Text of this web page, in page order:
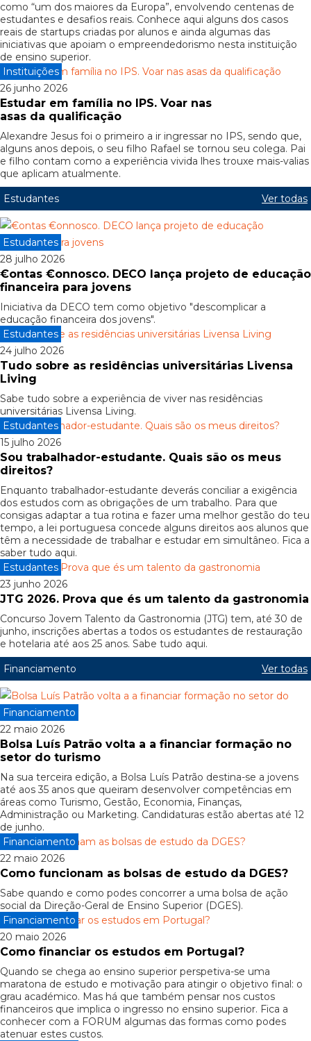
como “um dos maiores da Europa”, envolvendo centenas de
estudantes e desafios reais. Conhece aqui alguns dos casos
reais de startups criadas por alunos e ainda algumas das
iniciativas que apoiam o empreendedorismo nesta instituição
de ensino superior.
Instituições
26 junho 2026
Estudar em família no IPS. Voar nas
asas da qualificação
Alexandre Jesus foi o primeiro a ir ingressar no IPS, sendo que,
alguns anos depois, o seu filho Rafael se tornou seu colega. Pai
e filho contam como a experiência vivida lhes trouxe mais-valias
que aplicam atualmente.
Estudantes
Ver todas
Estudantes
28 julho 2026
€ontas €onnosco. DECO lança projeto de educação
financeira para jovens
Iniciativa da DECO tem como objetivo "descomplicar a
educação financeira dos jovens".
Estudantes
24 julho 2026
Tudo sobre as residências universitárias Livensa
Living
Sabe tudo sobre a experiência de viver nas residências
universitárias Livensa Living.
Estudantes
15 julho 2026
Sou trabalhador-estudante. Quais são os meus
direitos?
Enquanto trabalhador-estudante deverás conciliar a exigência
dos estudos com as obrigações de um trabalho. Para que
consigas adaptar a tua rotina e fazer uma melhor gestão do teu
tempo, a lei portuguesa concede alguns direitos aos alunos que
têm a necessidade de trabalhar e estudar em simultâneo. Fica a
saber tudo aqui.
Estudantes
23 junho 2026
JTG 2026. Prova que és um talento da gastronomia
Concurso Jovem Talento da Gastronomia (JTG) tem, até 30 de
junho, inscrições abertas a todos os estudantes de restauração
e hotelaria até aos 25 anos. Sabe tudo aqui.
Financiamento
Ver todas
Financiamento
22 maio 2026
Bolsa Luís Patrão volta a a financiar formação no
setor do turismo
Na sua terceira edição, a Bolsa Luís Patrão destina-se a jovens
até aos 35 anos que queiram desenvolver competências em
áreas como Turismo, Gestão, Economia, Finanças,
Administração ou Marketing. Candidaturas estão abertas até 12
de junho.
Financiamento
22 maio 2026
Como funcionam as bolsas de estudo da DGES?
Sabe quando e como podes concorrer a uma bolsa de ação
social da Direção-Geral de Ensino Superior (DGES).
Financiamento
20 maio 2026
Como financiar os estudos em Portugal?
Quando se chega ao ensino superior perspetiva-se uma
maratona de estudo e motivação para atingir o objetivo final: o
grau académico. Mas há que também pensar nos custos
financeiros que implica o ingresso no ensino superior. Fica a
conhecer com a FORUM algumas das formas como podes
atenuar estes custos.